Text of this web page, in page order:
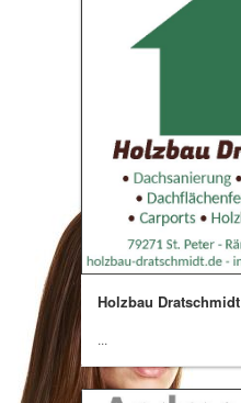
Holzbau Dratschmidt
...